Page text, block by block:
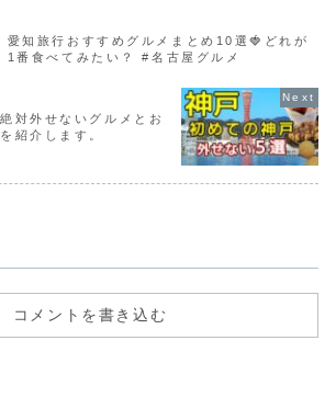
愛知旅行おすすめグルメまとめ10選🍓どれが
1番食べてみたい？ #名古屋グルメ
対外せないグルメとお
紹介します。
コメントを書き込む